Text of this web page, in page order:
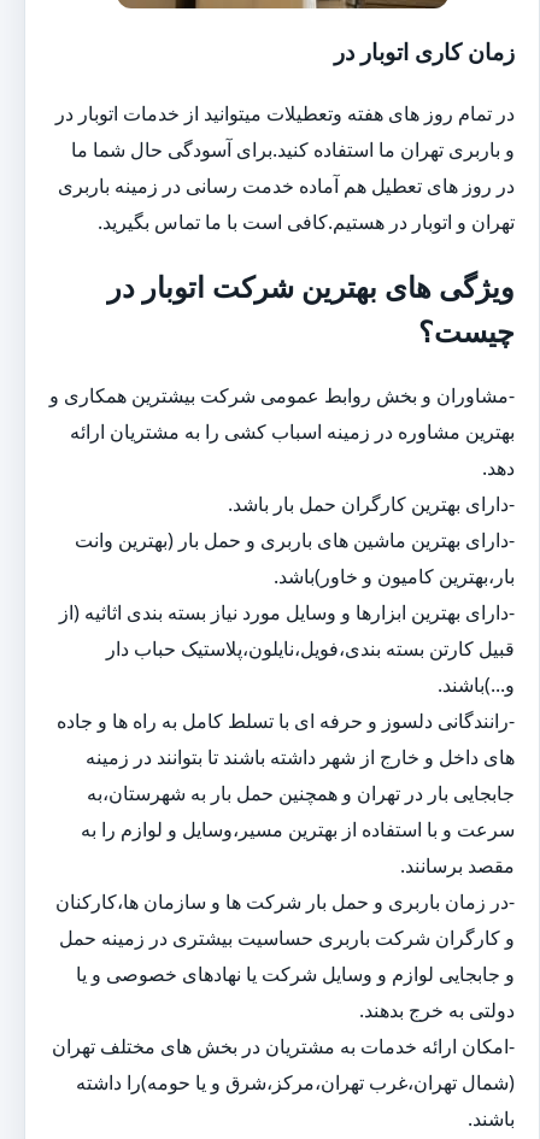
زمان کاری اتوبار در
در تمام روز های هفته وتعطیلات میتوانید از خدمات اتوبار در
و باربری تهران ما استفاده کنید.برای آسودگی حال شما ما
در روز های تعطیل هم آماده خدمت رسانی در زمینه باربری
تهران و اتوبار در هستیم.کافی است با ما تماس بگیرید.
ویژگی های بهترین شرکت اتوبار در
چیست؟
-مشاوران و بخش روابط عمومی شرکت بیشترین همکاری و
بهترین مشاوره در زمینه اسباب کشی را به مشتریان ارائه
دهد.
-دارای بهترین کارگران حمل بار باشد.
-دارای بهترین ماشین های باربری و حمل بار (بهترین وانت
بار،بهترین کامیون و خاور)باشد.
-دارای بهترین ابزارها و وسایل مورد نیاز بسته بندی اثاثیه (از
قبیل کارتن بسته بندی،فویل،نایلون،پلاستیک حباب دار
و...)باشند.
-رانندگانی دلسوز و حرفه ای با تسلط کامل به راه ها و جاده
های داخل و خارج از شهر داشته باشند تا بتوانند در زمینه
جابجایی بار در تهران و همچنین حمل بار به شهرستان،به
سرعت و با استفاده از بهترین مسیر،وسایل و لوازم را به
مقصد برسانند.
-در زمان باربری و حمل بار شرکت ها و سازمان ها،کارکنان
و کارگران شرکت باربری حساسیت بیشتری در زمینه حمل
و جابجایی لوازم و وسایل شرکت یا نهادهای خصوصی و یا
دولتی به خرج بدهند.
-امکان ارائه خدمات به مشتریان در بخش های مختلف تهران
(شمال تهران،غرب تهران،مرکز،شرق و یا حومه)را داشته
باشند.